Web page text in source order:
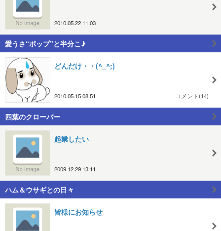
2010.05.22 11:03
愛うさ“ポップ”と半分こ♪
どんだけ・・(^_^;)
2010.05.15 08:51 コメント(14)
四葉のクローバー
起業したい
2009.12.29 13:11
ハム＆ウサギとの日々
皆様にお知らせ